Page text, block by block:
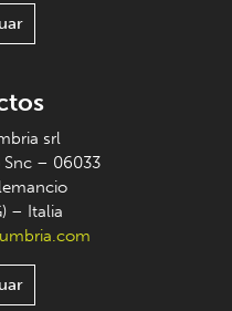
srl
Snc – 06033
– Italia